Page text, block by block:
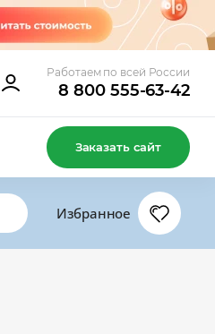
Работаем по всей России
8 800 555-63-42
Заказать сайт
Избранное